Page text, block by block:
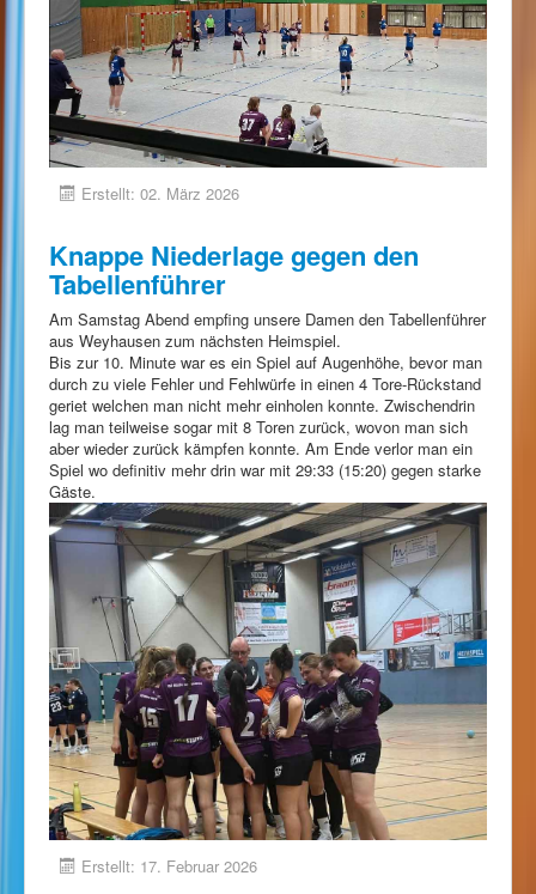
Erstellt: 02. März 2026
Knappe Niederlage gegen den
Tabellenführer
Am Samstag Abend empfing unsere Damen den Tabellenführer
aus Weyhausen zum nächsten Heimspiel.
Bis zur 10. Minute war es ein Spiel auf Augenhöhe, bevor man
durch zu viele Fehler und Fehlwürfe in einen 4 Tore-Rückstand
geriet welchen man nicht mehr einholen konnte. Zwischendrin
lag man teilweise sogar mit 8 Toren zurück, wovon man sich
aber wieder zurück kämpfen konnte. Am Ende verlor man ein
Spiel wo definitiv mehr drin war mit 29:33 (15:20) gegen starke
Gäste.
Erstellt: 17. Februar 2026